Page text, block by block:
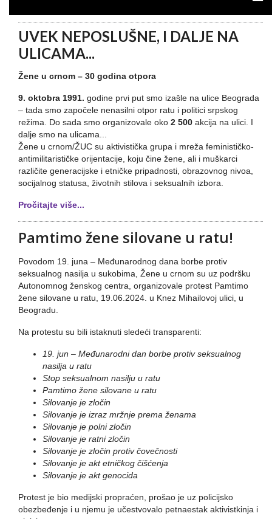
UVEK NEPOSLUŠNE, I DALJE NA
ULICAMA...
Žene u crnom – 30 godina otpora
9. oktobra 1991. godine prvi put smo izašle na ulice Beograda
– tada smo započele nenasilni otpor ratu i politici srpskog
režima. Do sada smo organizovale oko 2 500 akcija na ulici. I
dalje smo na ulicama...
Žene u crnom/ŽUC su aktivistička grupa i mreža feminističko-
antimilitarističke orijentacije, koju čine žene, ali i muškarci
različite generacijske i etničke pripadnosti, obrazovnog nivoa,
socijalnog statusa, životnih stilova i seksualnih izbora.
Pročitajte više...
Pamtimo žene silovane u ratu!
Povodom 19. juna – Međunarodnog dana borbe protiv
seksualnog nasilja u sukobima, Žene u crnom su uz podršku
Autonomnog ženskog centra, organizovale protest Pamtimo
žene silovane u ratu, 19.06.2024. u Knez Mihailovoj ulici, u
Beogradu.
Na protestu su bili istaknuti sledeći transparenti:
19. jun – Međunarodni dan borbe protiv seksualnog
nasilja u ratu
Stop seksualnom nasilju u ratu
Pamtimo žene silovane u ratu
Silovanje je zločin
Silovanje je izraz mržnje prema ženama
Silovanje je polni zločin
Silovanje je ratni zločin
Silovanje je zločin protiv čovečnosti
Silovanje je akt etničkog čišćenja
Silovanje je akt genocida
Protest je bio medijski propraćen, prošao je uz policijsko
obezbeđenje i u njemu je učestvovalo petnaestak aktivistkinja i